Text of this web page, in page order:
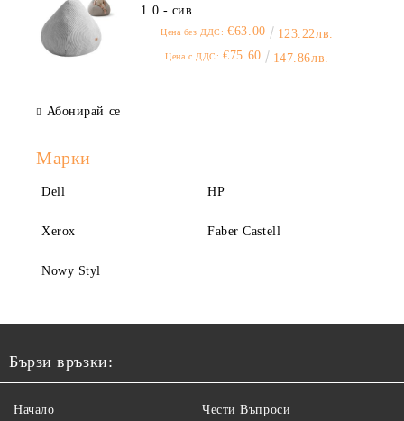
1.0 - сив
Цена без ДДС: €63.00 123.22лв.
Цена с ДДС: €75.60 147.86лв.
Абонирай се
Марки
Dell HP
Xerox Faber Castell
Nowy Styl
Бързи връзки:
Начало Чести Въпроси